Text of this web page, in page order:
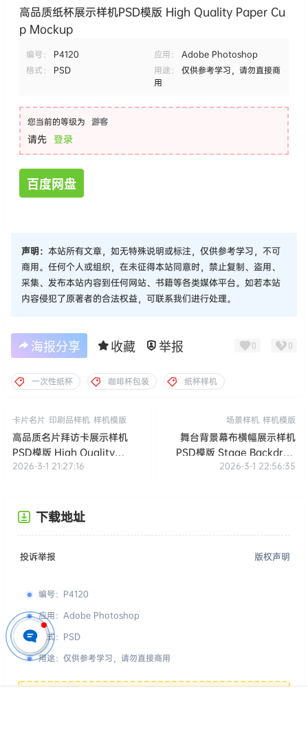
高品质纸杯展示样机PSD模版 High Quality Paper Cu
p Mockup
编号： P4120 应用：
Adobe Photoshop
格式：
PSD 用途：
仅供参考学习，请勿直接商
用
您当前的等级为 游客
请先 登录
百度网盘
声明： 本站所有文章，如无特殊说明或标注，仅供参考学习，不可
商用。任何个人或组织，在未征得本站同意时，禁止复制、盗用、
采集、发布本站内容到任何网站、书籍等各类媒体平台。如若本站
内容侵犯了原著者的合法权益，可联系我们进行处理。
海报分享 收藏 举报 0 0
一次性纸杯 咖啡杯包装 纸杯样机
卡片名片 印刷品样机 样机模版
高品质名片拜访卡展示样机
PSD模版 High Quality
Visiting Card Mockup
2026-3-1 21:27:16
场景样机 样机模版
舞台背景幕布横幅展示样机
PSD模版 Stage Backdrop
Banner Mockup
2026-3-1 22:56:35
下载地址
投诉举报 版权声明
编号： P4120
应用： Adobe Photoshop
格式： PSD
用途： 仅供参考学习，请勿直接商用